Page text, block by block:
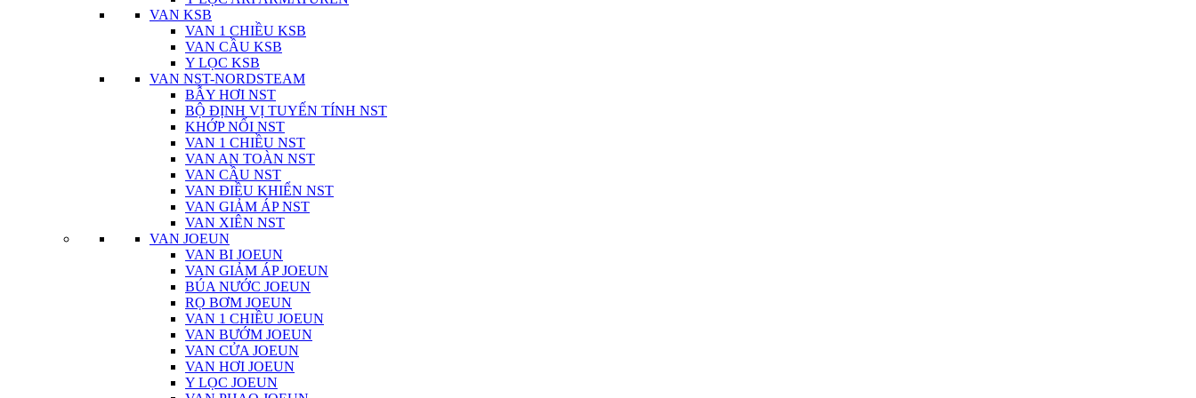
VAN KSB
VAN 1 CHIỀU KSB
VAN CẦU KSB
Y LỌC KSB
VAN NST-NORDSTEAM
BẪY HƠI NST
BỘ ĐỊNH VỊ TUYẾN TÍNH NST
KHỚP NỐI NST
VAN 1 CHIỀU NST
VAN AN TOÀN NST
VAN CẦU NST
VAN ĐIỀU KHIỂN NST
VAN GIẢM ÁP NST
VAN XIÊN NST
VAN JOEUN
VAN BI JOEUN
VAN GIẢM ÁP JOEUN
BÚA NƯỚC JOEUN
RỌ BƠM JOEUN
VAN 1 CHIỀU JOEUN
VAN BƯỚM JOEUN
VAN CỬA JOEUN
VAN HƠI JOEUN
Y LỌC JOEUN